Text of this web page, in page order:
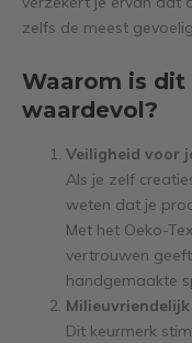
zelfs de meest
Waarom is dit
waardevol?
Veiligheid voor
Als je zelf
weten dat je
Met het Oeko-
vertrouwen
handgemaakte
Dit keurmerk